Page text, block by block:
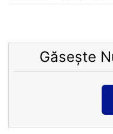
Găsește